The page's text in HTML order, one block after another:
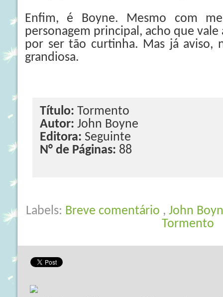
Enfim, é Boyne. Mesmo com
personagem principal, acho que
por ser tão curtinha. Mas já aviso,
grandiosa.
Título: Tormento
Autor: John Boyne
Editora: Seguinte
N° de Páginas: 88
Labels: Breve comentário , John
Tormento